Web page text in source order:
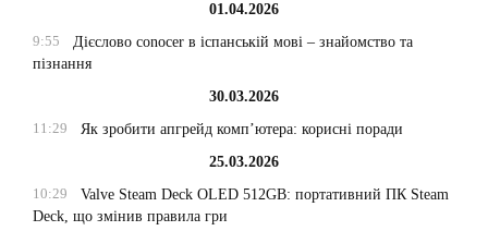
01.04.2026
9:55
Дієслово conocer в іспанській мові – знайомство та
пізнання
30.03.2026
11:29
Як зробити апгрейд комп’ютера: корисні поради
25.03.2026
10:29
Valve Steam Deck OLED 512GB: портативний ПК Steam
Deck, що змінив правила гри